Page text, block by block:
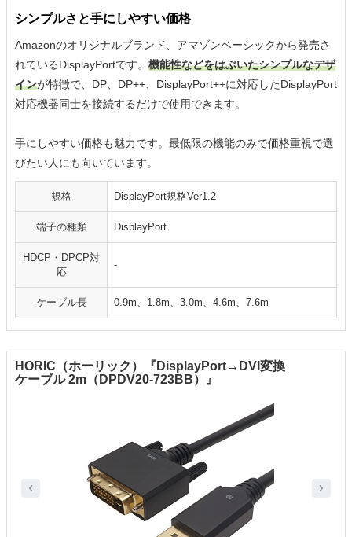
シンプルさと手にしやすい価格
Amazonのオリジナルブランド、アマゾンベーシックから発売さ
れているDisplayPortです。 機能性などをはぶいたシンプルなデザ
インが特徴で、DP、DP++、DisplayPort++に対応したDisplayPort
対応機器同士を接続するだけで使用できます。
手にしやすい価格も魅力です。最低限の機能のみで価格重視で選
びたい人にも向いています。
規格 DisplayPort規格Ver1.2
端子の種類 DisplayPort
HDCP・DPCP対
応
-
ケーブル長 0.9m、1.8m、3.0m、4.6m、7.6m
HORIC（ホーリック）『DisplayPort→DVI変換
ケーブル 2m（DPDV20-723BB）』